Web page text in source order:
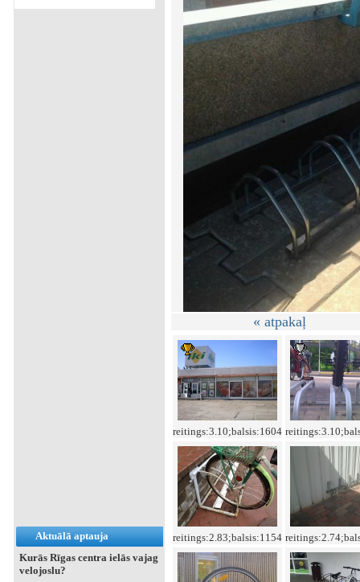
Aktuālā aptauja
Kurās Rīgas centra ielās vajag
velojoslu?
« atpakaļ
reitings:3.10;balsis:1604
reitings:2.83;balsis:1154